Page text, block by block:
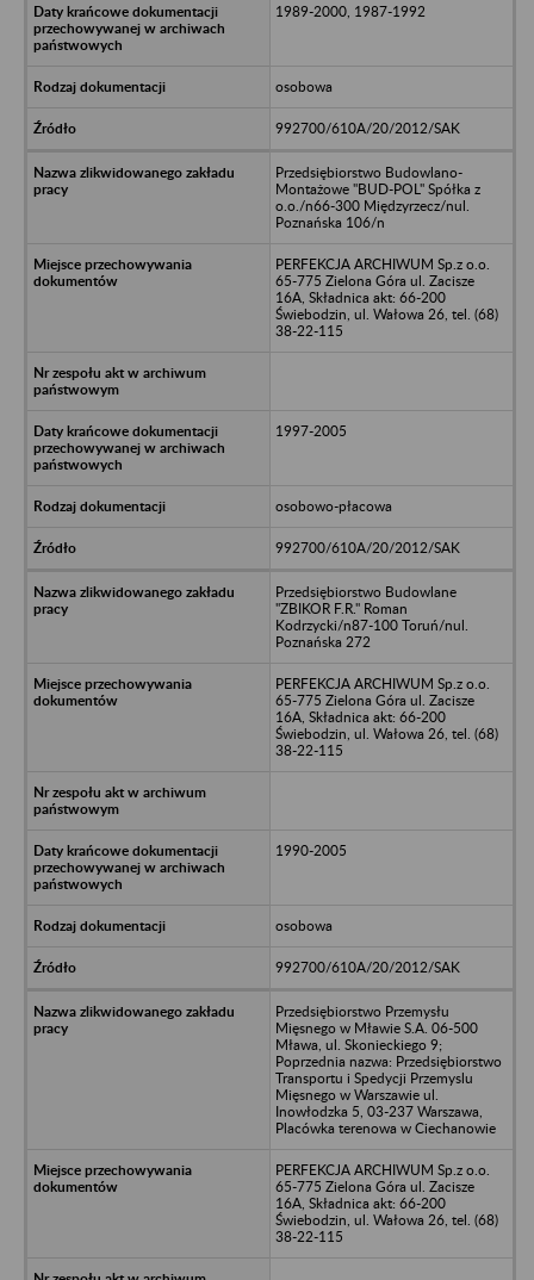
1989-2000, 1987-1992
osobowa
992700/610A/20/2012/SAK
Przedsiębiorstwo Budowlano-
Montażowe "BUD-POL" Spółka z
o.o./n66-300 Międzyrzecz/nul.
Poznańska 106/n
PERFEKCJA ARCHIWUM Sp.z o.o.
65-775 Zielona Góra ul. Zacisze
16A, Składnica akt: 66-200
Świebodzin, ul. Wałowa 26, tel. (68)
38-22-115
1997-2005
osobowo-płacowa
992700/610A/20/2012/SAK
Przedsiębiorstwo Budowlane
"ZBIKOR F.R." Roman
Kodrzycki/n87-100 Toruń/nul.
Poznańska 272
PERFEKCJA ARCHIWUM Sp.z o.o.
65-775 Zielona Góra ul. Zacisze
16A, Składnica akt: 66-200
Świebodzin, ul. Wałowa 26, tel. (68)
38-22-115
1990-2005
osobowa
992700/610A/20/2012/SAK
Przedsiębiorstwo Przemysłu
Mięsnego w Mławie S.A. 06-500
Mława, ul. Skonieckiego 9;
Poprzednia nazwa: Przedsiębiorstwo
Transportu i Spedycji Przemyslu
Mięsnego w Warszawie ul.
Inowłodzka 5, 03-237 Warszawa,
Placówka terenowa w Ciechanowie
PERFEKCJA ARCHIWUM Sp.z o.o.
65-775 Zielona Góra ul. Zacisze
16A, Składnica akt: 66-200
Świebodzin, ul. Wałowa 26, tel. (68)
38-22-115